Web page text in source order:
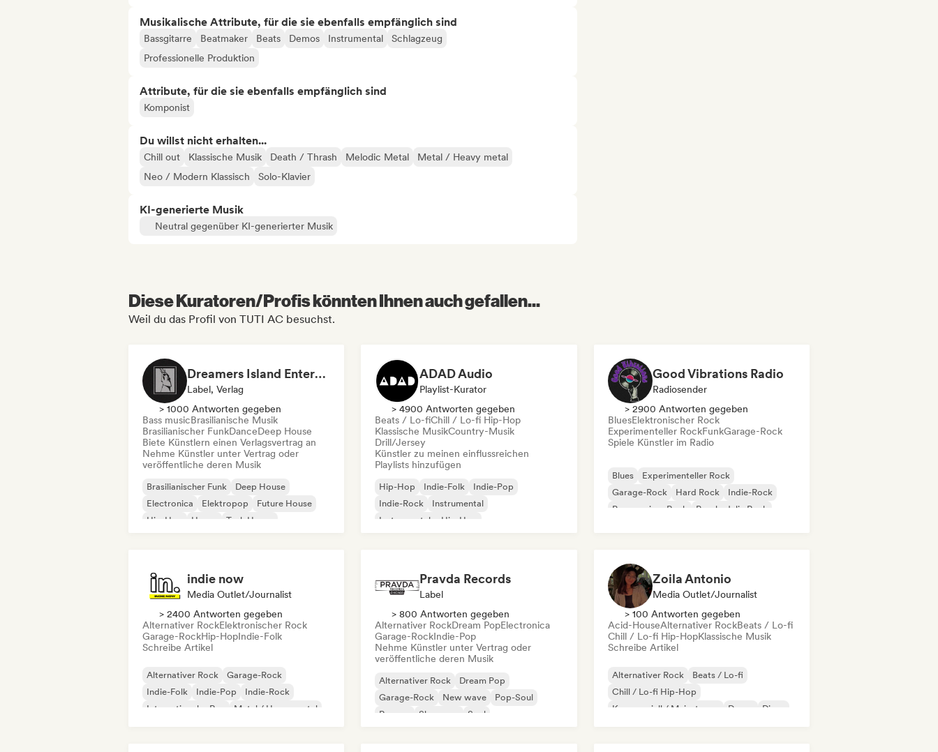
Musikalische Attribute, für die sie ebenfalls empfänglich sind
Bassgitarre Beatmaker Beats Demos Instrumental
Schlagzeug
Professionelle Produktion
Attribute, für die sie ebenfalls empfänglich sind
Komponist
Du willst nicht erhalten...
Chill out Klassische Musik Death / Thrash Melodic Metal
Metal / Heavy metal
Neo / Modern Klassisch
Solo-Klavier
KI-generierte Musik
Neutral gegenüber KI-generierter Musik
Diese Kuratoren/Profis könnten Ihnen auch gefallen...
Weil du das Profil von TUTI AC besuchst.
Dreamers Island Entertainment
Label, Verlag
> 1000 Antworten gegeben
Bass musicBrasilianische Musik
Brasilianischer FunkDanceDeep House
Biete Künstlern einen Verlagsvertrag an
Nehme Künstler unter Vertrag oder
veröffentliche deren Musik
Brasilianischer Funk
Deep House
Electronica
Elektropop
Future House
Hip-Hop
House Tech House
ADAD Audio
Playlist-Kurator
> 4900 Antworten gegeben
Beats / Lo-fiChill / Lo-fi Hip-Hop
Klassische MusikCountry-Musik
Drill/Jersey
Künstler zu meinen einflussreichen
Playlists hinzufügen
Hip-Hop Indie-Folk
Indie-Pop
Indie-Rock
Instrumental
Instrumentaler Hip-Hop
Good Vibrations Radio
Radiosender
> 2900 Antworten gegeben
BluesElektronischer Rock
Experimenteller RockFunkGarage-Rock
Spiele Künstler im Radio
Blues
Experimenteller Rock
Garage-Rock
Hard Rock
Indie-Rock
Progressiver Rock
Psychedelic Rock
indie now
Media Outlet/Journalist
> 2400 Antworten gegeben
Alternativer RockElektronischer Rock
Garage-RockHip-HopIndie-Folk
Schreibe Artikel
Alternativer Rock
Garage-Rock
Indie-Folk
Indie-Pop
Indie-Rock
Internationaler Rap
Metal / Heavy metal
Pravda Records
Label
> 800 Antworten gegeben
Alternativer RockDream PopElectronica
Garage-RockIndie-Pop
Nehme Künstler unter Vertrag oder
veröffentliche deren Musik
Alternativer Rock
Dream Pop
Garage-Rock
New wave
Pop-Soul
Reggae
Shoegaze Soul
Zoila Antonio
Media Outlet/Journalist
> 100 Antworten gegeben
Acid-HouseAlternativer RockBeats / Lo-fi
Chill / Lo-fi Hip-HopKlassische Musik
Schreibe Artikel
Alternativer Rock
Beats / Lo-fi
Chill / Lo-fi Hip-Hop
Kommerziell / Mainstream
Dance
Disco